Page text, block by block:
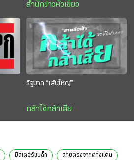
สำนักข่าวหัวเขียว
รัฐบาล “เส้นใหญ่”
กล้าได้กล้าเสีย
มิสเตอร์แบล็ก สายตรงจากต่างแดน